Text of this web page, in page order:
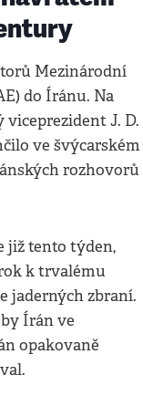
Mezinárodní
do Íránu. Na
J. D.
ve švýcarském
rozhovorů
již tento týden,
k trvalému
jaderných zbraní.
Írán ve
opakovaně